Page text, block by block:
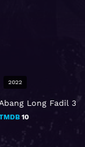
Abang Long Fadil 3
10
2022